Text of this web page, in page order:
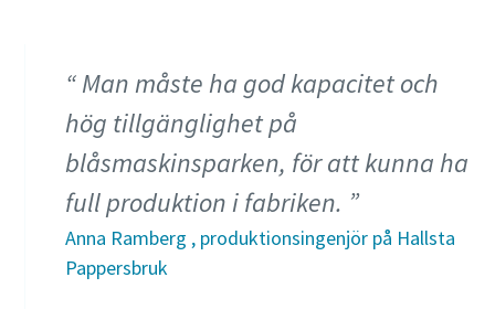
Man måste ha god kapacitet och
hög tillgänglighet på
blåsmaskinsparken, för att kunna ha
full produktion i fabriken.
Anna Ramberg , produktionsingenjör på Hallsta
Pappersbruk